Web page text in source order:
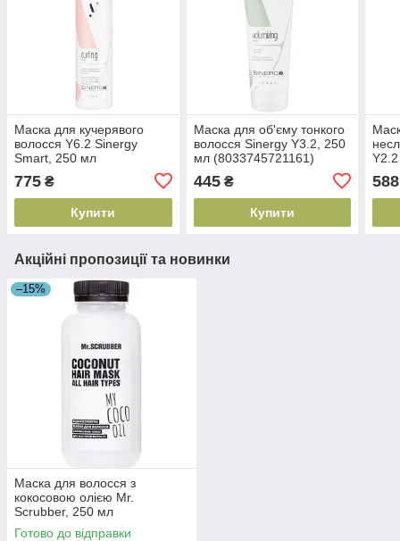
Маска для кучерявого
волосся Y6.2 Sinergy
Smart, 250 мл
775 ₴
Купити
Маска для об'єму тонкого
волосся Sinergy Y3.2, 250
мл (8033745721161)
445₴
Купити
588
Акційні пропозиції та новинки
–15%
Маска для волосся з
кокосовою олією Mr.
Scrubber, 250 мл
(4820200231839)
Готово до відправки